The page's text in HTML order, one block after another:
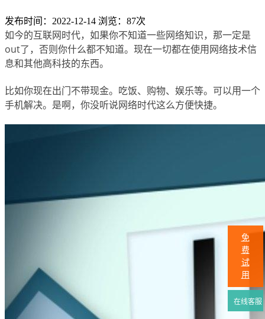
发布时间：2022-12-14 浏览：87次
如今的互联网时代，如果你不知道一些网络知识，那一定是
out了，否则你什么都不知道。现在一切都在使用网络技术信
息和其他高科技的东西。
比如你现在出门不带现金。吃饭、购物、娱乐等。可以用一个
手机解决。是啊，你没听说网络时代这么方便快捷。
免
费
试
用
在线客服